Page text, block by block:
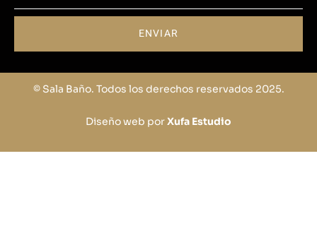
ENVIAR
© Sala Baño. Todos los derechos reservados 2025.
Diseño web porXufa Estudio